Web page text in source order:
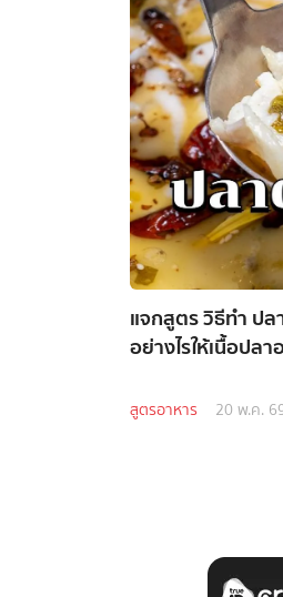
แจกสูตร วิธีทำ ปล
อย่างไรให้เนื้อปล
สูตรอาหาร 20 พ.ค.